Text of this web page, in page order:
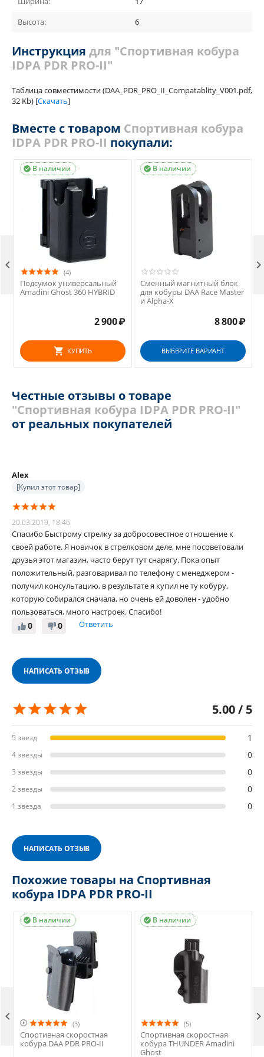
Высота:
6
Инструкция для "Спортивная кобура
IDPA PDR PRO-II"
Таблица совместимости (DAA_PDR_PRO_II_Compatablity_V001.pdf,
32 Kb) [Скачать]
Вместе с товаром Спортивная кобура
IDPA PDR PRO-II покупали:
В наличии

(4)
Подсумок универсальный
Amadini Ghost 360 HYBRID
2 900₽
КУПИТЬ
В наличии

Сменный магнитный блок
для кобуры DAA Race Master
и Alpha-X
8 800₽
ВЫБЕРИТЕ ВАРИАНТ

Честные отзывы о товаре
"Спортивная кобура IDPA PDR PRO-II"
от реальных покупателей
Alex
[Купил этот товар]
20.03.2019, 18:46
Спасибо Быстрому стрелку за добросовестное отношение к
своей работе. Я новичок в стрелковом деле, мне посоветовали
друзья этот магазин, часто берут тут снарягу. Пока опыт
положительный, разговаривал по телефону с менеджером -
получил консультацию, в результате я купил не ту кобуру,
которую собирался сначала, но очень ей доволен - удобно
пользоваться, много настроек. Спасибо!
0
0 Ответить
НАПИСАТЬ ОТЗЫВ
5.00 / 5
5 звезд 1
4 звезды 0
3 звезды 0
2 звезды 0
1 звезда 0
НАПИСАТЬ ОТЗЫВ
Похожие товары на Спортивная
кобура IDPA PDR PRO-II
В наличии

 (3)
Спортивная скоростная
кобура DAA PDR PRO-II
В наличии

(5)
Спортивная скоростная
кобура THUNDER Amadini
Ghost
